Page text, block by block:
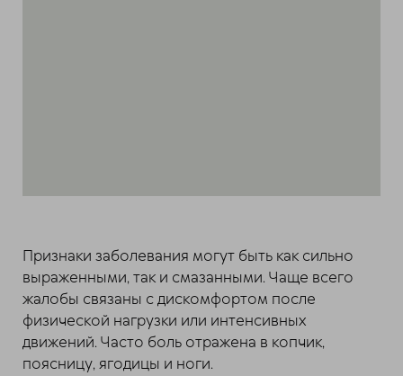
Признаки заболевания могут быть как сильно
выраженными, так и смазанными. Чаще всего
жалобы связаны с дискомфортом после
физической нагрузки или интенсивных
движений. Часто боль отражена в копчик,
поясницу, ягодицы и ноги.